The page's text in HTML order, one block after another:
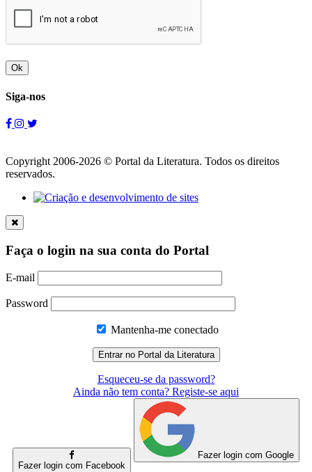
Ok
Siga-nos
Copyright 2006-2026 © Portal da Literatura. Todos os direitos
reservados.
Faça o login na sua conta do Portal
E-mail
Password
Mantenha-me conectado
Esqueceu-se da password?
Ainda não tem conta? Registe-se aqui
Fazer login com Facebook
Fazer login com Google